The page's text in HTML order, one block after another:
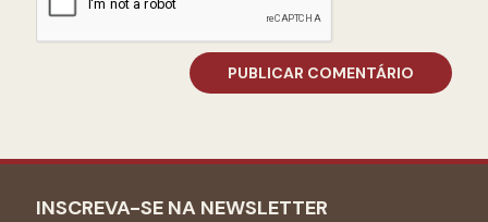
INSCREVA-SE NA NEWSLETTER